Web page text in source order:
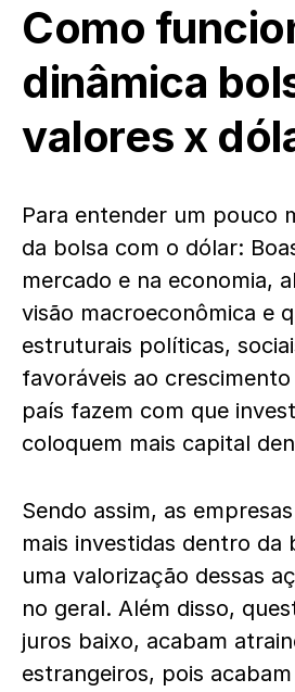
Como
dinâmica
valores x
Para entender um pouco
da bolsa com o dólar:
mercado e na economia,
visão macroeconômica e
estruturais políticas,
favoráveis ao
país fazem com que
coloquem mais capital
Sendo assim, as
mais investidas dentro da
uma valorização dessas
no geral. Além disso,
juros baixo, acabam
estrangeiros, pois